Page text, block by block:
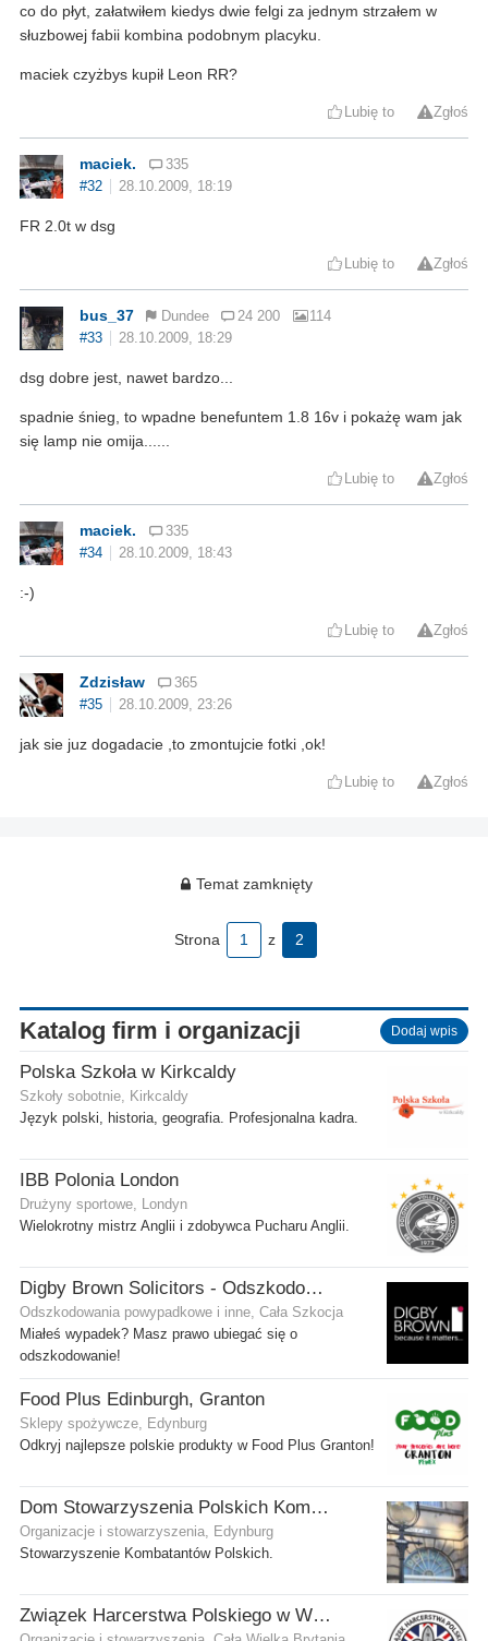
co do płyt, załatwiłem kiedys dwie felgi za jednym strzałem w
słuzbowej fabii kombina podobnym placyku.
maciek czyżbys kupił Leon RR?
Lubię to Zgłoś
maciek.
335
#32
28.10.2009, 18:19
FR 2.0t w dsg
Lubię to Zgłoś
bus_37 Dundee 24 200
114
#33
28.10.2009, 18:29
dsg dobre jest, nawet bardzo...
spadnie śnieg, to wpadne benefuntem 1.8 16v i pokażę wam jak
się lamp nie omija......
Lubię to Zgłoś
maciek.
335
#34
28.10.2009, 18:43
:-)
Lubię to Zgłoś
Zdzisław
365
#35
28.10.2009, 23:26
jak sie juz dogadacie ,to zmontujcie fotki ,ok!
Lubię to Zgłoś
Temat zamknięty
Strona 1 z 2
Katalog firm i organizacji Dodaj wpis
Polska Szkoła w Kirkcaldy
Szkoły sobotnie, Kirkcaldy
Język polski, historia, geografia. Profesjonalna kadra.
IBB Polonia London
Drużyny sportowe, Londyn
Wielokrotny mistrz Anglii i zdobywca Pucharu Anglii.
Digby Brown Solicitors - Odszkodowania w Szkocji
Odszkodowania powypadkowe i inne, Cała Szkocja
Miałeś wypadek? Masz prawo ubiegać się o
odszkodowanie!
Food Plus Edinburgh, Granton
Sklepy spożywcze, Edynburg
Odkryj najlepsze polskie produkty w Food Plus Granton!
Dom Stowarzyszenia Polskich Kombatantów (SPK) w Edynburgu
Organizacje i stowarzyszenia, Edynburg
Stowarzyszenie Kombatantów Polskich.
Związek Harcerstwa Polskiego w Wielkiej Brytanii